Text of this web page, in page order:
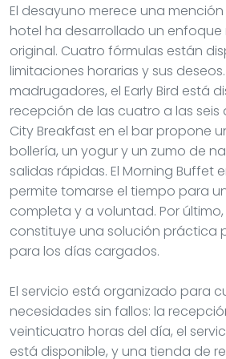
El desayuno merece una
hotel ha desarrollado un
original. Cuatro fórmulas están
limitaciones horarias y sus
madrugadores, el Early Bird está
recepción de las cuatro a las seis
City Breakfast en el bar propone
bollería, un yogur y un zumo de
salidas rápidas. El Morning Buffet
permite tomarse el tiempo para
completa y a voluntad. Por último,
constituye una solución práctica
para los días cargados.
El servicio está organizado para
necesidades sin fallos: la
veinticuatro horas del día, el
está disponible, y una tienda de